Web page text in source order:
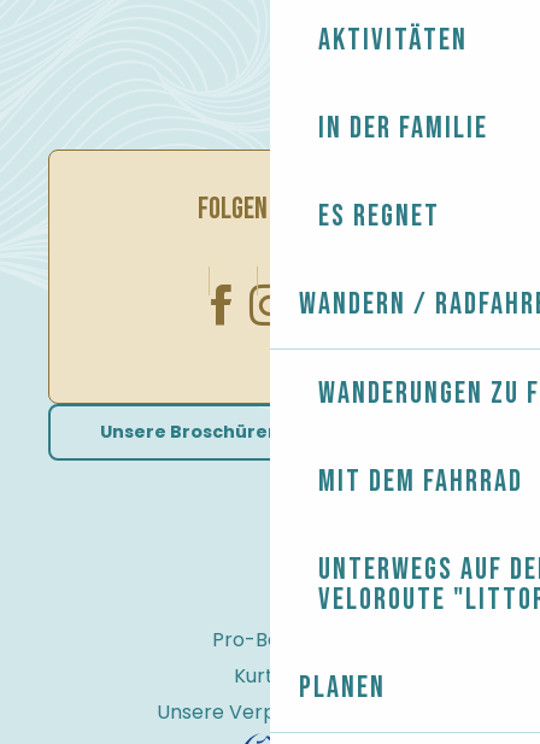
Aktivitäten
In der Familie
Es regnet
Wandern /
Wanderungen zu
Mit dem Fahrrad
Unterwegs auf
Veloroute
Planen
FOLGEN SIE UNS
Unsere Broschüren herunterladen
Pro-Bereich
Kurtaxe
Unsere Verpflichtungen